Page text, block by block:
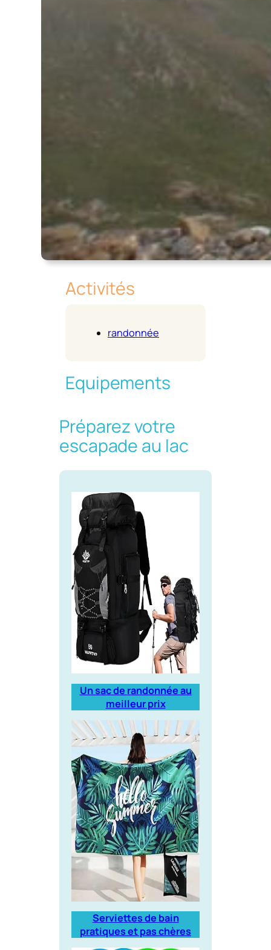
Activités
randonnée
Equipements
Préparez votre
escapade au lac
Un sac de randonnée au
meilleur prix
Serviettes de bain
pratiques et pas chères